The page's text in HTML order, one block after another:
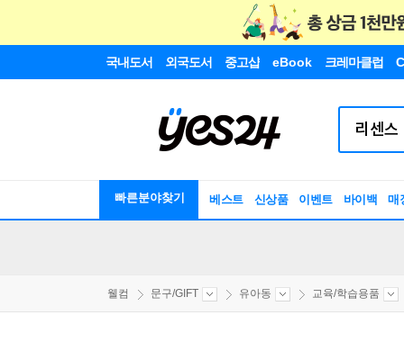
국내도서 외국도서 중고샵 eBook 크레마클럽
빠른분야찾기 베스트 신상품 이벤트 바이백 매
웰컴 문구/GIFT 유아동 교육/학습용품